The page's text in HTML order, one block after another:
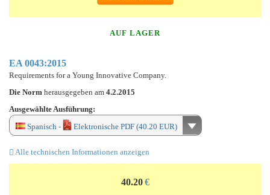
AUF LAGER
EA 0043:2015
Requirements for a Young Innovative Company.
Die Norm herausgegeben am 4.2.2015
Ausgewählte Ausführung:
Spanisch -
Elektronische PDF (40.20 EUR)
Alle technischen Informationen anzeigen
40.20 €